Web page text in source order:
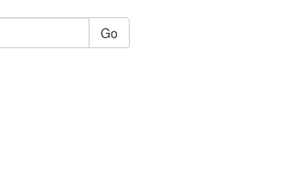
Go